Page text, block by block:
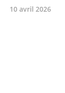
10 avril 2026